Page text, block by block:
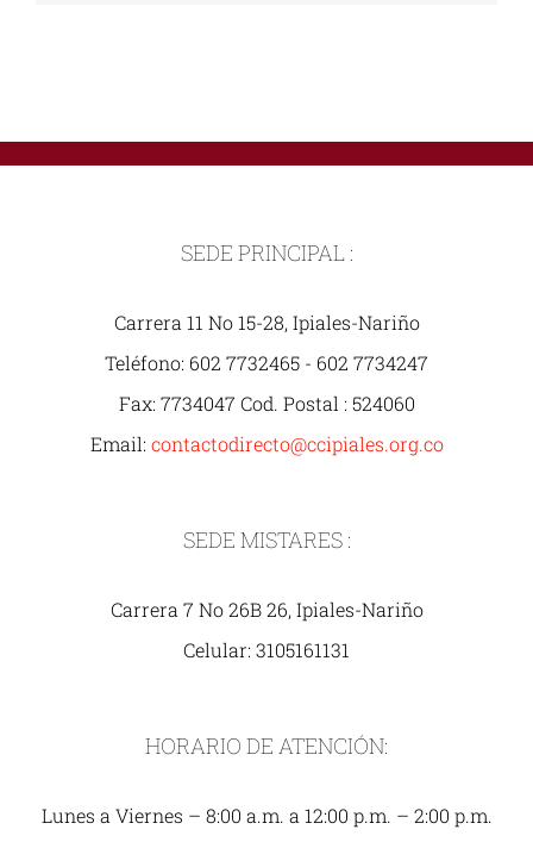
SEDE PRINCIPAL :
Carrera 11 No 15-28, Ipiales-Nariño
Teléfono: 602 7732465 - 602 7734247
Fax: 7734047 Cod. Postal : 524060
Email: contactodirecto@ccipiales.org.co
SEDE MISTARES :
Carrera 7 No 26B 26, Ipiales-Nariño
Celular: 3105161131
HORARIO DE ATENCIÓN:
Lunes a Viernes – 8:00 a.m. a 12:00 p.m. – 2:00 p.m.